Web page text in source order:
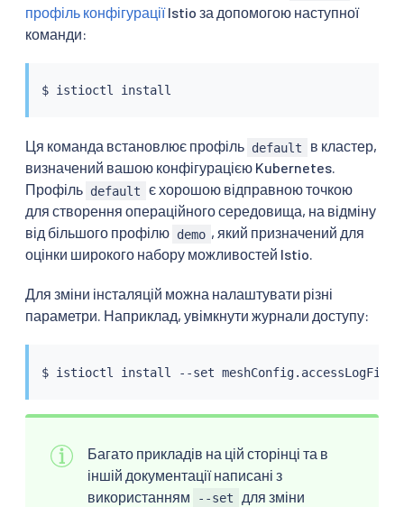
профіль конфігураціїIstio за допомогою наступної
команди:
$ istioctl install
Ця команда встановлює профіль default
в кластер,
визначений вашою конфігурацією Kubernetes.
Профіль default
є хорошою відправною точкою
для створення операційного середовища, на відміну
від більшого профілю demo , який призначений для
оцінки широкого набору можливостей Istio.
Для зміни інсталяцій можна налаштувати різні
параметри. Наприклад, увімкнути журнали доступу:
$ istioctl install --set meshConfig.accessLogFile
Багато прикладів на цій сторінці та в
іншій документації написані з
використанням
--set
для зміни